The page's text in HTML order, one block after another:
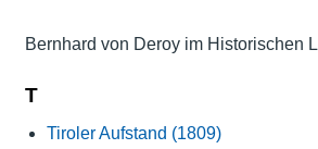
Bernhard von Deroy im Historischen
T
Tiroler Aufstand (1809)